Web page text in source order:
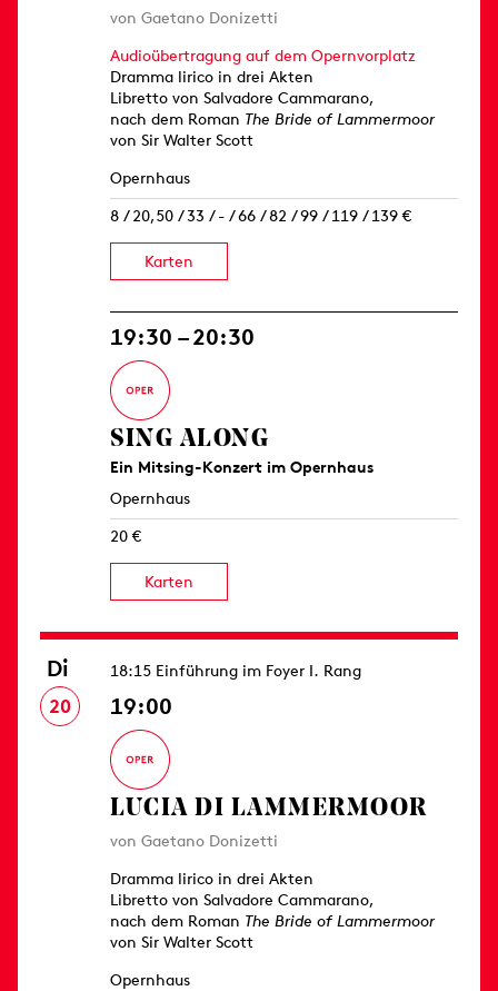
von Gaetano Donizetti
Audioübertragung auf dem Opernvorplatz
Dramma lirico in drei Akten
Libretto von Salvadore Cammarano,
nach dem Roman The Bride of Lammermoor
von Sir Walter Scott
Opernhaus
8 / 20,50 / 33 / - / 66 / 82 / 99 / 119 / 139 €
Karten
19:30 – 20:30
SING ALONG
Ein Mitsing-Konzert im Opernhaus
Opernhaus
20 €
Karten
Di
20
18:15 Einführung im Foyer I. Rang
19:00
LUCIA DI LAMMERMOOR
von Gaetano Donizetti
Dramma lirico in drei Akten
Libretto von Salvadore Cammarano,
nach dem Roman The Bride of Lammermoor
von Sir Walter Scott
Opernhaus